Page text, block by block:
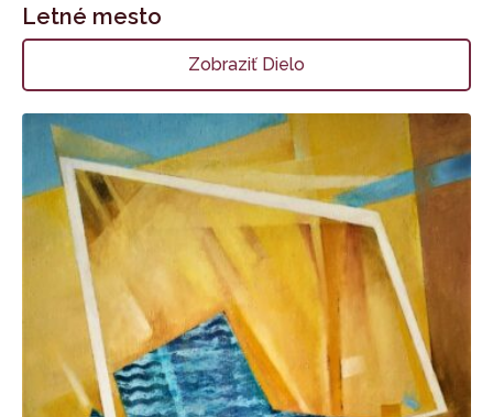
Letné mesto
Zobraziť Dielo